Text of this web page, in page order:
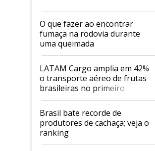
O que fazer ao encontrar
fumaça na rodovia durante
uma queimada
LATAM Cargo amplia em 42%
o transporte aéreo de frutas
brasileiras no primeiro
semestre
Brasil bate recorde de
produtores de cachaça; veja o
ranking